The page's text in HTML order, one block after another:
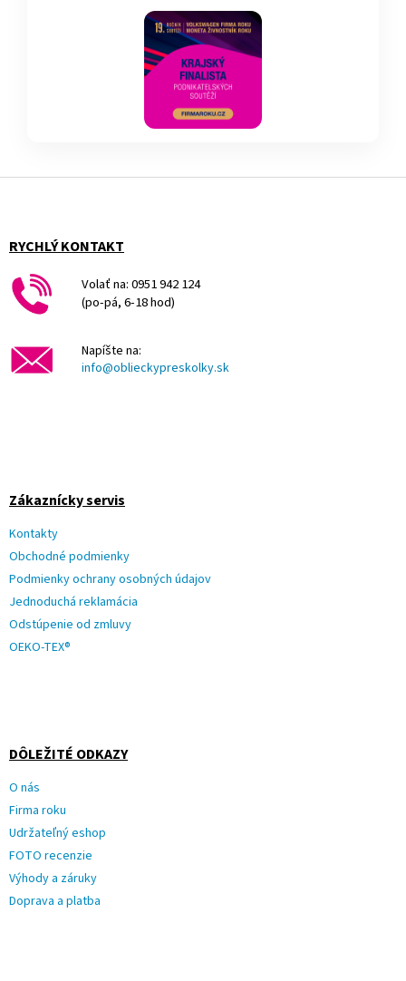
Z
RYCHLÝ KONTAKT
Volať na: 0951 942 124
(po-pá, 6-18 hod)
Napíšte na:
info@oblieckypreskolky.sk
Zákaznícky servis
Kontakty
Obchodné podmienky
Podmienky ochrany osobných údajov
Jednoduchá reklamácia
Odstúpenie od zmluvy
OEKO-TEX®
DÔLEŽITÉ ODKAZY
O nás
Firma roku
Udržateľný eshop
FOTO recenzie
Výhody a záruky
Doprava a platba